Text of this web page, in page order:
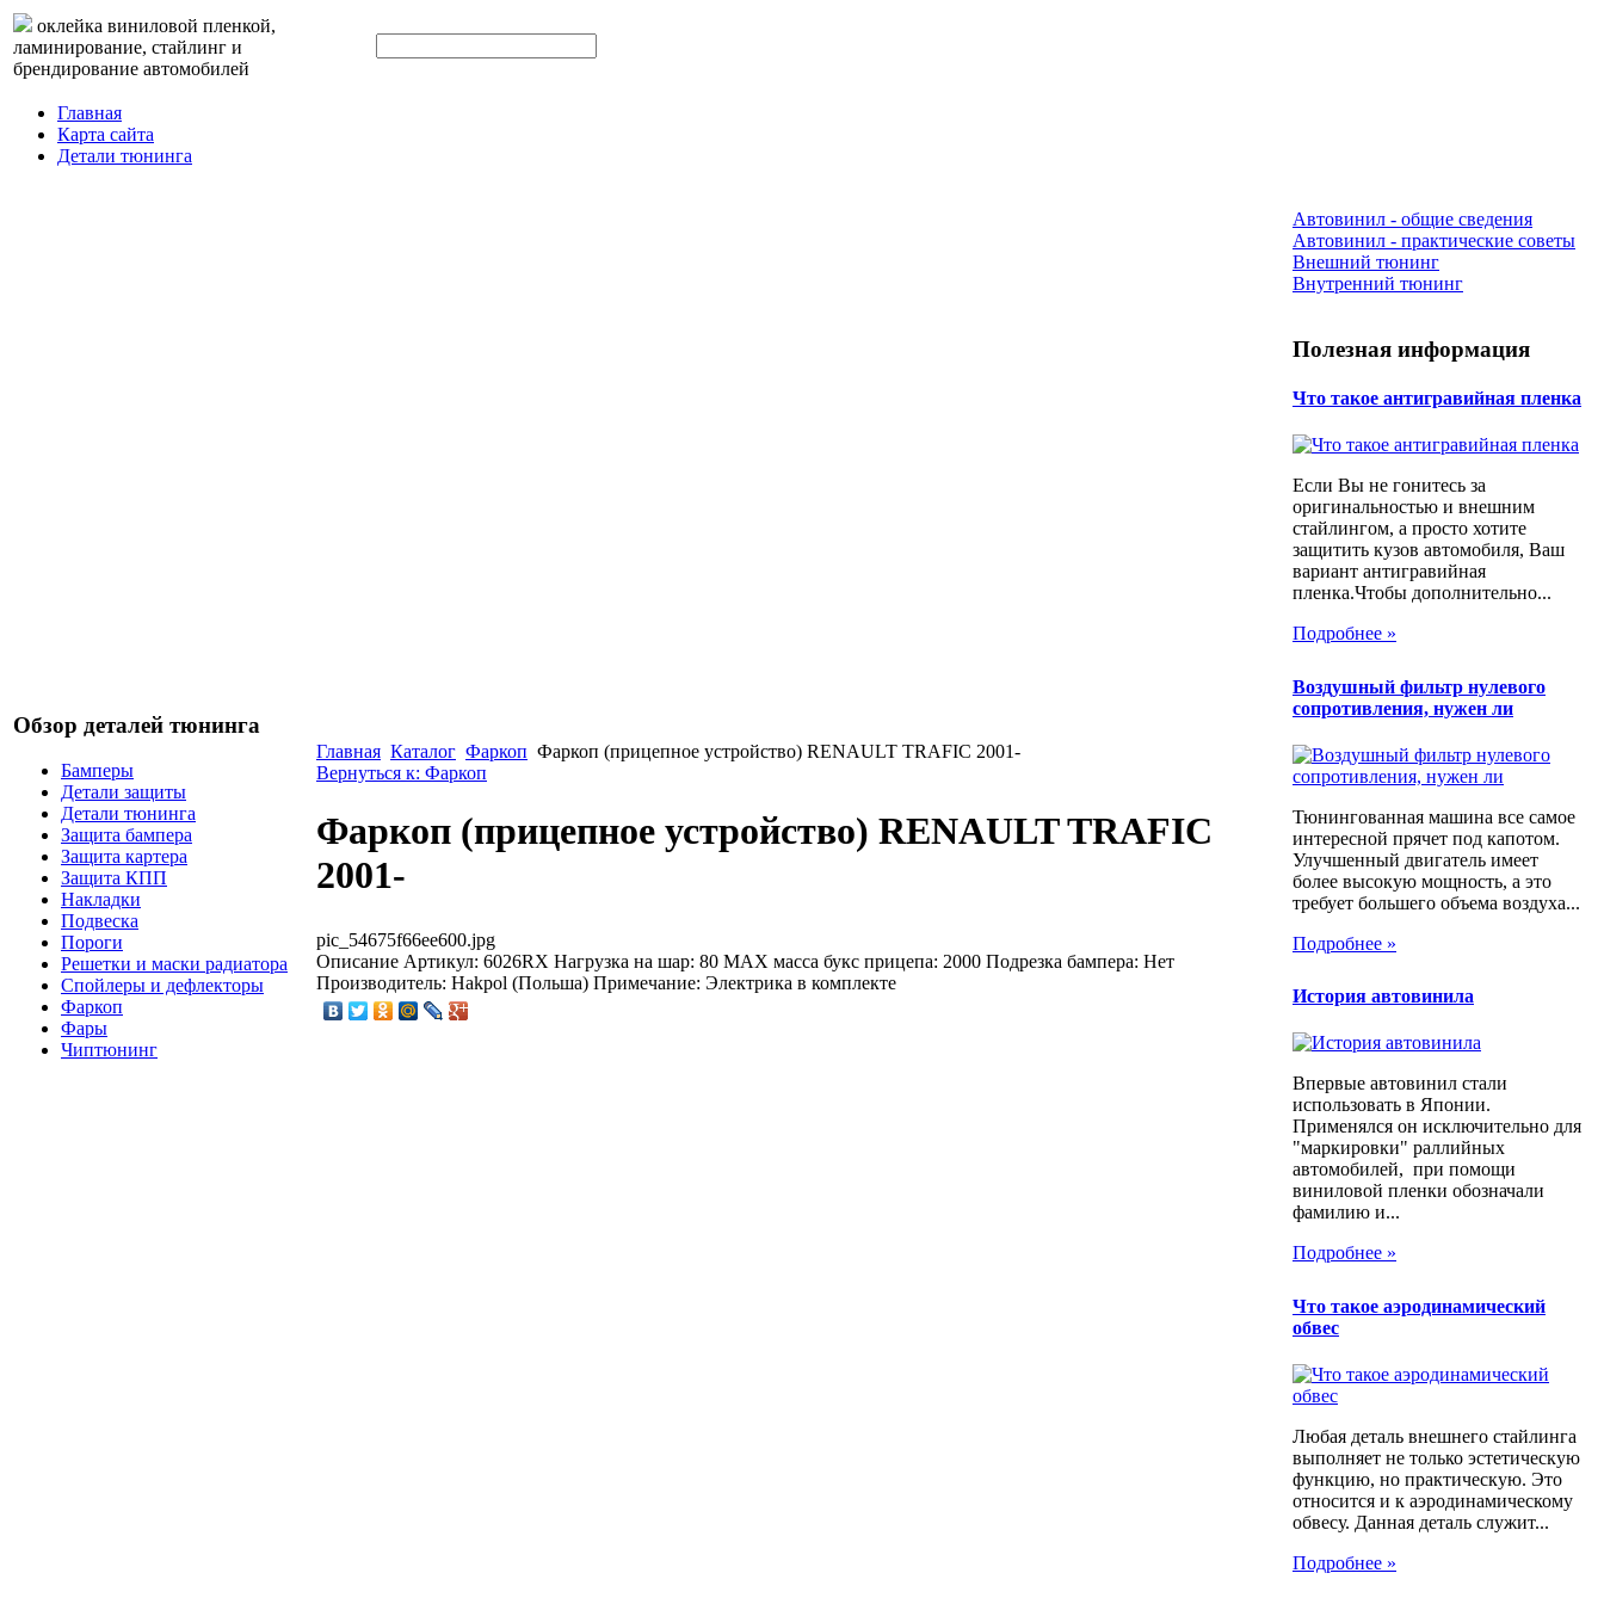
оклейка виниловой пленкой,
ламинирование, стайлинг и
брендирование автомобилей
Главная
Карта сайта
Детали тюнинга
Обзор деталей тюнинга
Бамперы
Детали защиты
Детали тюнинга
Защита бампера
Защита картера
Защита КПП
Накладки
Подвеска
Пороги
Решетки и маски радиатора
Спойлеры и дефлекторы
Фаркоп
Фары
Чиптюнинг
Главная Каталог Фаркоп Фаркоп (прицепное устройство) RENAULT TRAFIC 2001-
Вернуться к: Фаркоп
Фаркоп (прицепное устройство) RENAULT TRAFIC
2001-
pic_54675f66ee600.jpg
Описание Артикул: 6026RX Нагрузка на шар: 80 MAX масса букс прицепа: 2000 Подрезка бампера: Нет
Производитель: Hakpol (Польша) Примечание: Электрика в комплекте
Автовинил - общие сведения
Автовинил - практические советы
Внешний тюнинг
Внутренний тюнинг
Полезная информация
Что такое антигравийная пленка
Если Вы не гонитесь за
оригинальностью и внешним
стайлингом, а просто хотите
защитить кузов автомобиля, Ваш
вариант антигравийная
пленка.Чтобы дополнительно...
Подробнее »
Воздушный фильтр нулевого
сопротивления, нужен ли
Тюнингованная машина все самое
интересной прячет под капотом.
Улучшенный двигатель имеет
более высокую мощность, а это
требует большего объема воздуха...
Подробнее »
История автовинила
Впервые автовинил стали
использовать в Японии.
Применялся он исключительно для
"маркировки" раллийных
автомобилей, при помощи
виниловой пленки обозначали
фамилию и...
Подробнее »
Что такое аэродинамический
обвес
Любая деталь внешнего стайлинга
выполняет не только эстетическую
функцию, но практическую. Это
относится и к аэродинамическому
обвесу. Данная деталь служит...
Подробнее »